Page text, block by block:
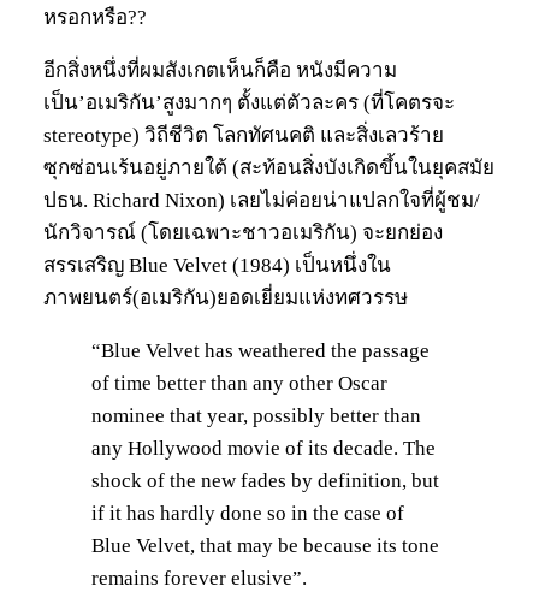
หรอกหรือ??
อีกสิ่งหนึ่งที่ผมสังเกตเห็นก็คือ หนังมีความ
เป็น’อเมริกัน’สูงมากๆ ตั้งแต่ตัวละคร (ที่โคตรจะ
stereotype) วิถีชีวิต โลกทัศนคติ และสิ่งเลวร้าย
ซุกซ่อนเร้นอยู่ภายใต้ (สะท้อนสิ่งบังเกิดขึ้นในยุคสมัย
ปธน. Richard Nixon) เลยไม่ค่อยน่าแปลกใจที่ผู้ชม/
นักวิจารณ์ (โดยเฉพาะชาวอเมริกัน) จะยกย่อง
สรรเสริญ Blue Velvet (1984) เป็นหนึ่งใน
ภาพยนตร์(อเมริกัน)ยอดเยี่ยมแห่งทศวรรษ
“Blue Velvet has weathered the passage
of time better than any other Oscar
nominee that year, possibly better than
any Hollywood movie of its decade. The
shock of the new fades by definition, but
if it has hardly done so in the case of
Blue Velvet, that may be because its tone
remains forever elusive”.